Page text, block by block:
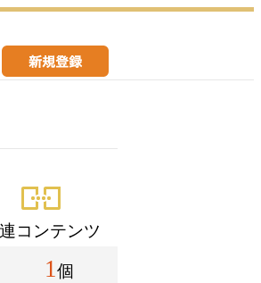
コンテンツ
1 個